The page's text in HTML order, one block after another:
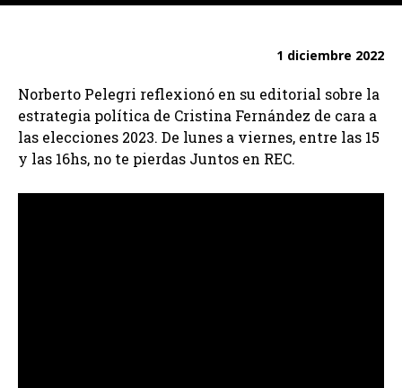
1 diciembre 2022
Norberto Pelegri reflexionó en su editorial sobre la
estrategia política de Cristina Fernández de cara a
las elecciones 2023. De lunes a viernes, entre las 15
y las 16hs, no te pierdas Juntos en REC.